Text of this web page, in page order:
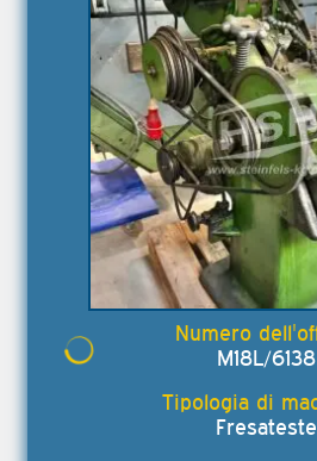
M18L/6138
Fresateste